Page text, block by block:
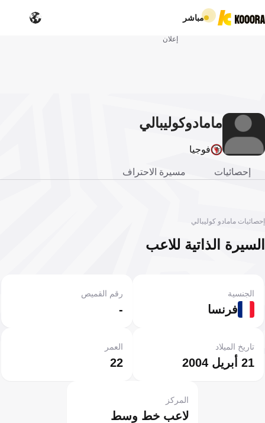
مباشر
إعلان
مامادوكوليبالي
فوجيا
إحصائيات مسيرة الاحتراف
إحصائيات مامادو كوليبالي
السيرة الذاتية للاعب
فرنسا
الجنسية
-
رقم القميص
21 أبريل 2004
تاريخ الميلاد
22
العمر
لاعب خط وسط
المركز